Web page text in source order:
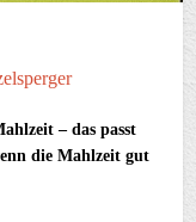
– das passt
die Mahlzeit gut